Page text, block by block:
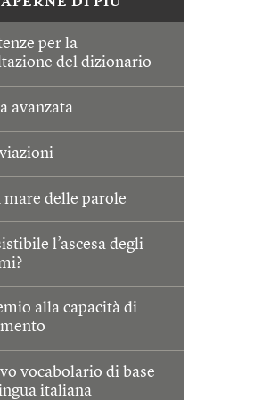
per la
del dizionario
avanzata
mare delle parole
l’ascesa degli
alla capacità di
vocabolario di base
italiana